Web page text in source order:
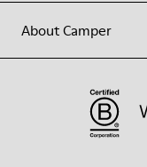
About Camper